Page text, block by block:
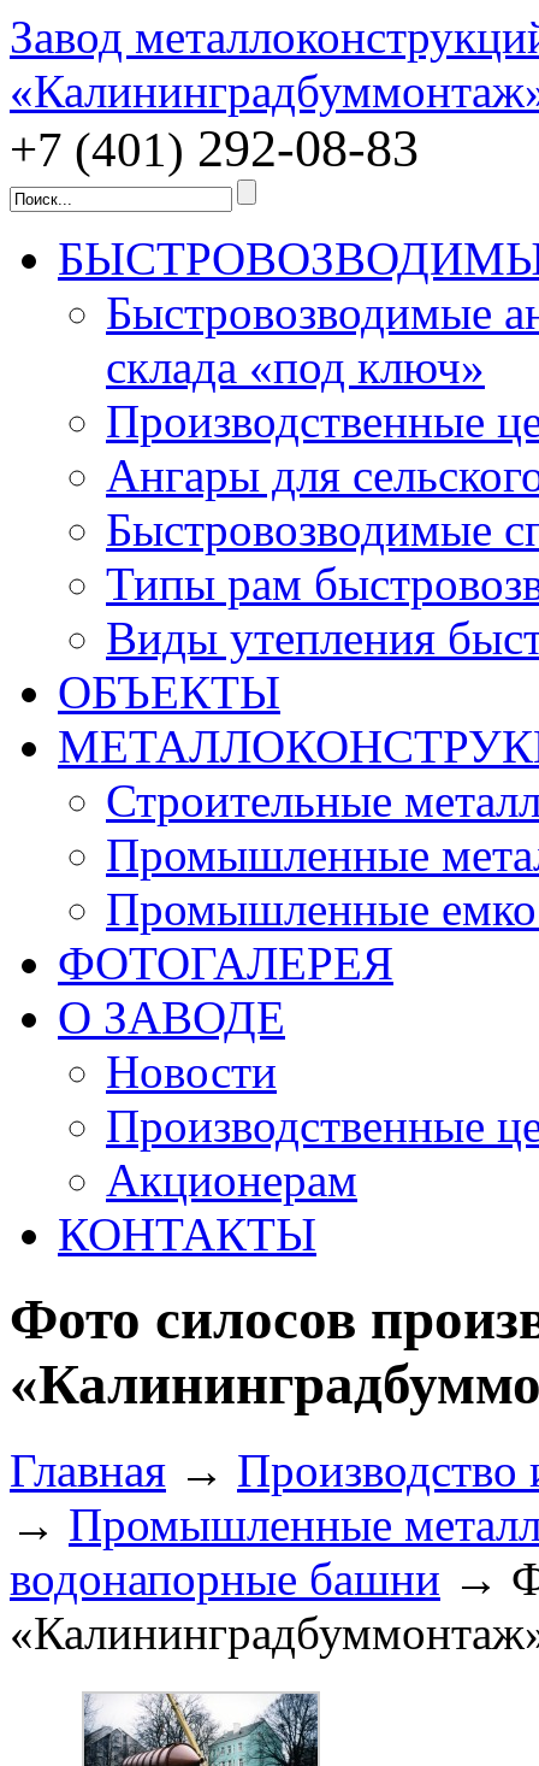
Завод
+7 (401) 292-08-83
Быстровозводимые
склада «под ключ»
Производственные
Ангары для
Быстровозводимые
Типы рам
Виды утепления
ОБЪЕКТЫ
Строительные
Промышленные
Промышленные
ФОТОГАЛЕРЕЯ
О ЗАВОДЕ
Новости
Производственные
Акционерам
КОНТАКТЫ
Фото силосов
Главная → Производство
→ Промышленные
водонапорные башни →